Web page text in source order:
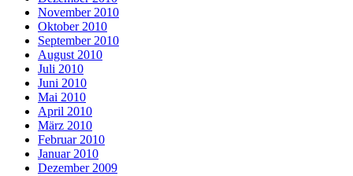
November 2010
Oktober 2010
September 2010
August 2010
Juli 2010
Juni 2010
Mai 2010
April 2010
März 2010
Februar 2010
Januar 2010
Dezember 2009